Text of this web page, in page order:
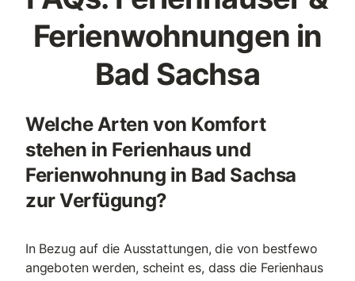
Ferienwohnungen in
Bad Sachsa
Welche Arten von Komfort
stehen in Ferienhaus und
Ferienwohnung in Bad Sachsa
zur Verfügung?
In Bezug auf die Ausstattungen, die von bestfewo
angeboten werden, scheint es, dass die Ferienhaus